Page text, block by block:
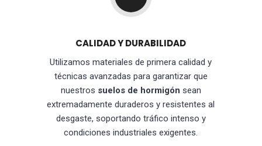
CALIDAD Y DURABILIDAD
Utilizamos materiales de primera calidad y
técnicas avanzadas para garantizar que
nuestros suelos de hormigón sean
extremadamente duraderos y resistentes al
desgaste, soportando tráfico intenso y
condiciones industriales exigentes.